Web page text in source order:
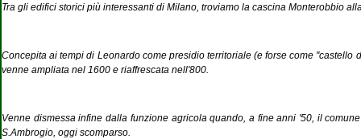
Tra gli edifici storici più interessanti di Milano, troviamo la cascina Monterobbio
Concepita ai tempi di Leonardo come presidio territoriale (e forse come
venne ampliata nel 1600 e riaffrescata nell'800.
Venne dismessa infine dalla funzione agricola quando, a fine anni '50, il
S.Ambrogio, oggi scomparso.